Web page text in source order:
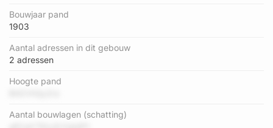
Bouwjaar pand
1903
Aantal adressen in dit gebouw
2 adressen
Hoogte pand
Aantal bouwlagen (schatting)